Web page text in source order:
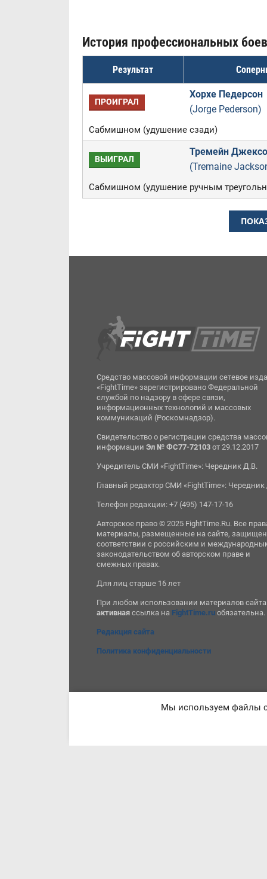
История профессиональных боев
Результат
ПРОИГРАЛ
Хорхе Педерсон
(Jorge Pederson)
Сабмишном (удушение сзади)
ВЫИГРАЛ
Тремейн
(Tremaine
Сабмишном (удушение ручным
Средство массовой информации сетевое
«FightTime» зарегистрировано Федеральной
службой по надзору в сфере связи,
информационных технологий и массовых
коммуникаций (Роскомнадзор).
Свидетельство о регистрации средства
информацииЭл № ФС77-72103 от 29.12.2017
Учредитель СМИ «FightTime»: Чередник Д.В.
Главный редактор СМИ «FightTime»: Чередник
Телефон редакции: +7 (495) 147-17-16
Авторское право © 2025 FightTime.Ru. Все
материалы, размещенные на сайте,
соответствии с российским и
законодательством об авторском праве и
смежных правах.
Для лиц старше 16 лет
При любом использовании материалов сайта
активная ссылка на FightTime.ru обязательна.
Редакция сайта
Политика конфиденциальности
Мы используем файлы